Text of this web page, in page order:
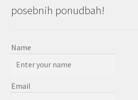
posebnih ponudbah!
Name
Email